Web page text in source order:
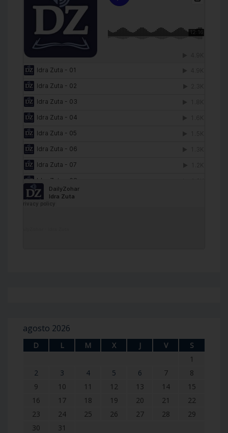
agosto 2026
D L M X J V
S
1
2
3 4 5 6 7
8
9
10 11 12 13 14
15
16
17 18 19 20 21
22
23
24 25 26 27 28
29
30
31